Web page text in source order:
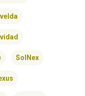
SolNex
SOLNEX